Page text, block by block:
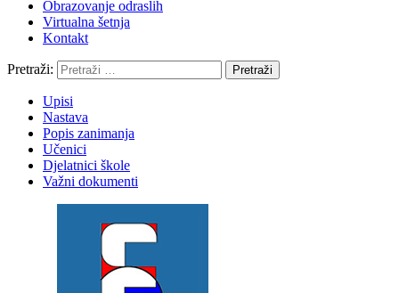
Obrazovanje odraslih
Virtualna šetnja
Kontakt
Pretraži:
Upisi
Nastava
Popis zanimanja
Učenici
Djelatnici škole
Važni dokumenti